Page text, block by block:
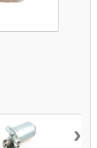
›